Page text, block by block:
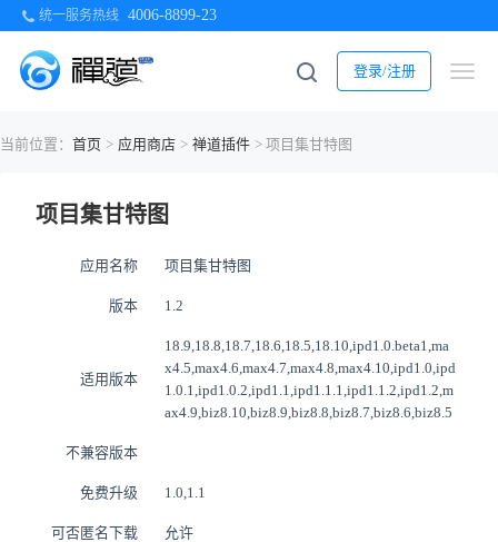
统一服务热线 4006-8899-23
登录/注册
当前位置： 首页 > 应用商店 > 禅道插件 > 项目集甘特图
项目集甘特图
应用名称 项目集甘特图
版本 1.2
适用版本
18.9,18.8,18.7,18.6,18.5,18.10,ipd1.0.beta1,ma
x4.5,max4.6,max4.7,max4.8,max4.10,ipd1.0,ipd
1.0.1,ipd1.0.2,ipd1.1,ipd1.1.1,ipd1.1.2,ipd1.2,m
ax4.9,biz8.10,biz8.9,biz8.8,biz8.7,biz8.6,biz8.5
不兼容版本
免费升级 1.0,1.1
可否匿名下载 允许